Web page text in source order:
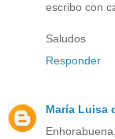
escribo con
Saludos
Responder
María Luisa